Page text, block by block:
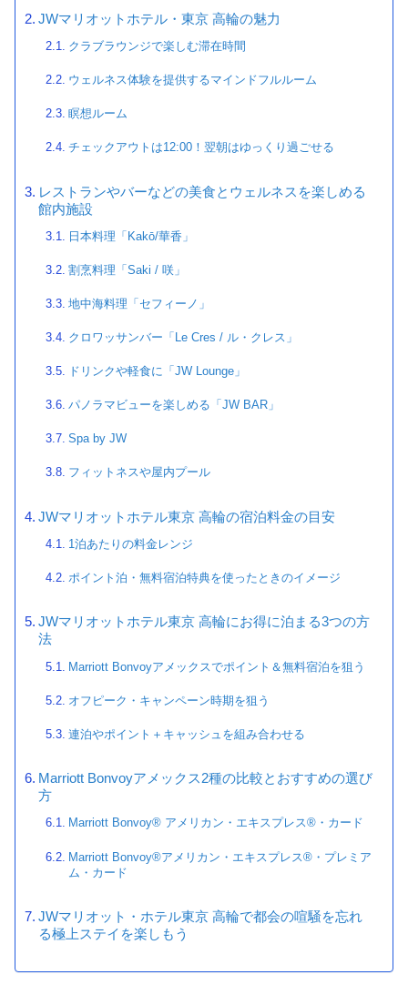
JWマリオットホテル・東京 高輪の魅力
クラブラウンジで楽しむ滞在時間
ウェルネス体験を提供するマインドフルルーム
瞑想ルーム
チェックアウトは12:00！翌朝はゆっくり過ごせる
レストランやバーなどの美食とウェルネスを楽しめる
館内施設
日本料理「Kakō/華香」
割烹料理「Saki / 咲」
地中海料理「セフィーノ」
クロワッサンバー「Le Cres / ル・クレス」
ドリンクや軽食に「JW Lounge」
パノラマビューを楽しめる「JW BAR」
Spa by JW
フィットネスや屋内プール
JWマリオットホテル東京 高輪の宿泊料金の目安
1泊あたりの料金レンジ
ポイント泊・無料宿泊特典を使ったときのイメージ
JWマリオットホテル東京 高輪にお得に泊まる3つの方
法
Marriott Bonvoyアメックスでポイント＆無料宿泊を狙う
オフピーク・キャンペーン時期を狙う
連泊やポイント＋キャッシュを組み合わせる
Marriott Bonvoyアメックス2種の比較とおすすめの選び
方
Marriott Bonvoy® アメリカン・エキスプレス®・カード
Marriott Bonvoy®アメリカン・エキスプレス®・プレミア
ム・カード
JWマリオット・ホテル東京 高輪で都会の喧騒を忘れ
る極上ステイを楽しもう